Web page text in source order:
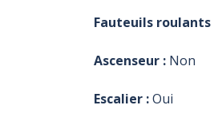
maladie (pour
maladie (pour
maladie (pour
maladie (pour
Fauteuils roulants
Ascenseur : Non
Escalier :Oui